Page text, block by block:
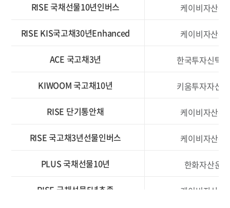
RISE 국채선물10년인버스 케이비자산운
RISE KIS국고채30년Enhanced 케이비자산운
ACE 국고채3년 한국투자신탁
KIWOOM 국고채10년 키움투자자산
RISE 단기통안채 케이비자산운
RISE 국고채3년선물인버스 케이비자산운
PLUS 국채선물10년 한화자산운용
RISE 국채선물5년추종 케이비자산운